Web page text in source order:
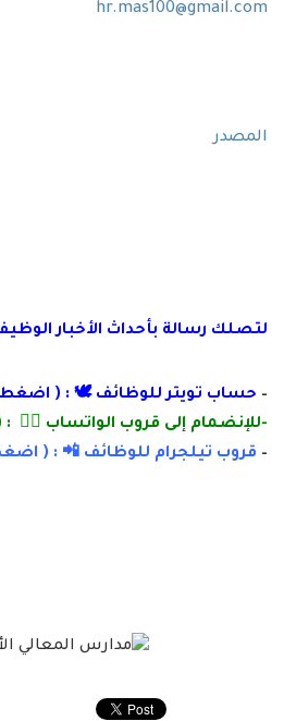
hr.mas100@gmail.com
المصدر
لتصلك رسالة بأحداث الأخبار
– حساب تويتر للوظائف 🕊 : ( اضغط
-للإنضمام إلى قروب الواتساب 👌🏽 :
– قروب تيلجرام للوظائف 📲 : (